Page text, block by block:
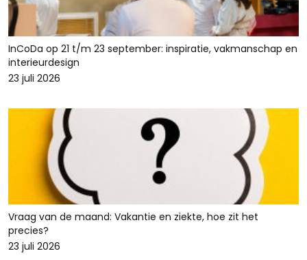
InCoDa op 21 t/m 23 september: inspiratie, vakmanschap en
interieurdesign
23 juli 2026
Vraag van de maand: Vakantie en ziekte, hoe zit het
precies?
23 juli 2026